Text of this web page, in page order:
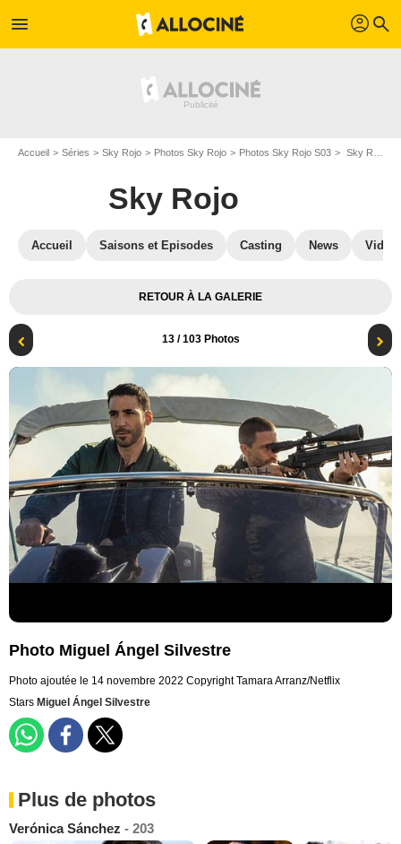
menu profil search
Accueil Séries Sky Rojo Photos Sky Rojo Photos Sky Rojo S03 Sky Rojo - Saison 3 : Photo Miguel Ángel Silvestre
Sky Rojo
Accueil Saisons et Episodes Casting News
RETOUR À LA GALERIE
13/ 103 Photos
Photo Miguel Ángel Silvestre
Photo ajoutée le 14 novembre 2022 Copyright Tamara Arranz/Netflix
Stars Miguel Ángel Silvestre
Plus de photos
Verónica Sánchez - 203